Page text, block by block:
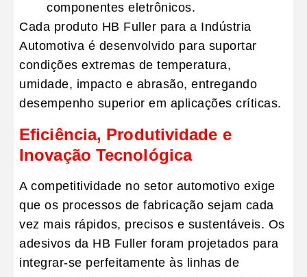
componentes eletrônicos.
Cada produto HB Fuller para a Indústria
Automotiva é desenvolvido para suportar
condições extremas de temperatura,
umidade, impacto e abrasão, entregando
desempenho superior em aplicações críticas.
Eficiência, Produtividade e
Inovação Tecnológica
A competitividade no setor automotivo exige
que os processos de fabricação sejam cada
vez mais rápidos, precisos e sustentáveis. Os
adesivos da HB Fuller foram projetados para
integrar-se perfeitamente às linhas de